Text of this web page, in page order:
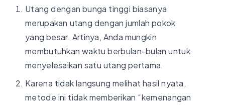
Utang dengan bunga tinggi biasanya
merupakan utang dengan jumlah pokok
yang besar. Artinya, Anda mungkin
membutuhkan waktu berbulan-bulan untuk
menyelesaikan satu utang pertama.
Karena tidak langsung melihat hasil nyata,
metode ini tidak memberikan “kemenangan